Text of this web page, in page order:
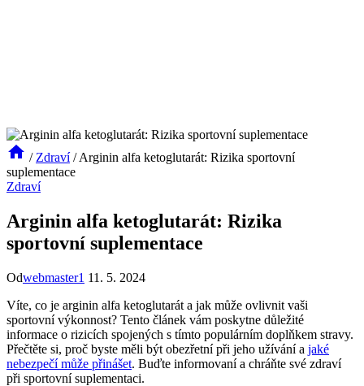
/ Zdraví / Arginin alfa ketoglutarát: Rizika sportovní
suplementace
Zdraví
Arginin alfa ketoglutarát: Rizika
sportovní suplementace
Odwebmaster1 11. 5. 2024
Víte, co je arginin alfa ketoglutarát a jak může ovlivnit vaši
sportovní výkonnost? Tento článek vám poskytne důležité
informace o rizicích spojených s tímto populárním doplňkem stravy.
Přečtěte si, proč byste měli být obezřetní při jeho užívání a jaké
nebezpečí může přinášet. Buďte informovaní a chráňte své zdraví
při sportovní suplementaci.